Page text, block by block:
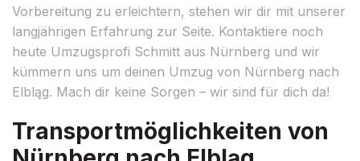
Vorbereitung zu erleichtern, stehen wir dir mit unserer
langjährigen Erfahrung zur Seite. Kontaktiere noch
heute Umzugsprofi Schmitt aus Nürnberg und wir
kümmern uns um deinen Umzug von Nürnberg nach
Elbląg. Mach dir keine Sorgen – wir sind für dich da!
Transportmöglichkeiten von